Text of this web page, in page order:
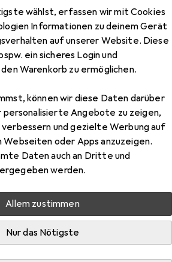
wählst, erfassen wir mit Cookies
Informationen zu deinem Gerät
auf unserer Website. Diese
ein sicheres Login und
Warenkorb zu ermöglichen.
können wir diese Daten darüber
personalisierte Angebote zu zeigen,
und gezielte Werbung auf
Webseiten oder Apps anzuzeigen.
Daten auch an Dritte und
werden.
Allem zustimmen
Nur das Nötigste
Natur Flachgewebe Teppich
Teppich
Zubehör zum Produkt Bentzon
aus den Kategorien
und Reinigungsmittel.
Zubehör Reinigungsmittel